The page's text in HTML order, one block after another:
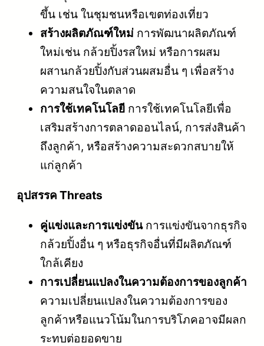
ขึ้น เช่น ในชุมชนหรือเขตท่องเที่ยว
สร้างผลิตภัณฑ์ใหม่ การพัฒนาผลิตภัณฑ์
ใหม่เช่น กล้วยปิ้งรสใหม่ หรือการผสม
ผสานกล้วยปิ้งกับส่วนผสมอื่น ๆ เพื่อสร้าง
ความสนใจในตลาด
การใช้เทคโนโลยี การใช้เทคโนโลยีเพื่อ
เสริมสร้างการตลาดออนไลน์, การส่งสินค้า
ถึงลูกค้า, หรือสร้างความสะดวกสบายให้
แก่ลูกค้า
อุปสรรค Threats
คู่แข่งและการแข่งขันการแข่งขันจากธุรกิจ
กล้วยปิ้งอื่น ๆ หรือธุรกิจอื่นที่มีผลิตภัณฑ์
ใกล้เคียง
การเปลี่ยนแปลงในความต้องการของลูกค้า
ความเปลี่ยนแปลงในความต้องการของ
ลูกค้าหรือแนวโน้มในการบริโภคอาจมีผลก
ระทบต่อยอดขาย